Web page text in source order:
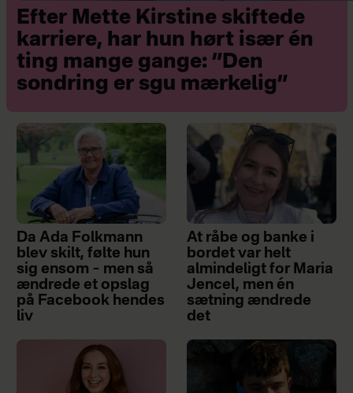
Efter Mette Kirstine skiftede
karriere, har hun hørt især én
ting mange gange: ”Den
sondring er sgu mærkelig”
Da Ada Folkmann
blev skilt, følte hun
sig ensom – men så
ændrede et opslag
på Facebook hendes
liv
At råbe og banke i
bordet var helt
almindeligt for Maria
Jencel, men én
sætning ændrede
det